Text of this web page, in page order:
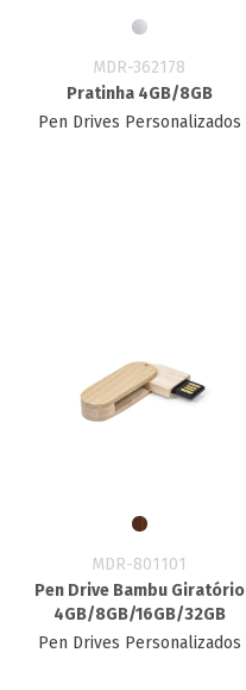
MDR-362178
Pratinha 4GB/8GB
Pen Drives Personalizados
MDR-801101
Pen Drive Bambu Giratório
4GB/8GB/16GB/32GB
Pen Drives Personalizados